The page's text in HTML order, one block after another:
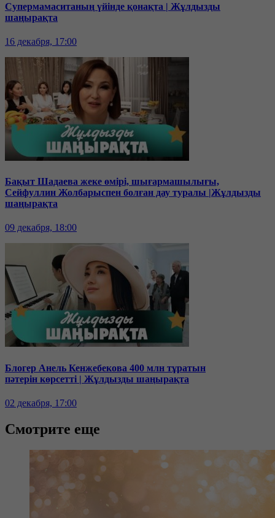
Супермамаситаның үйінде қонақта | Жұлдызды
шаңырақта
16 декабря, 17:00
Бақыт Шадаева жеке өмірі, шығармашылығы,
Сейфуллин Жолбарыспен болған дау туралы |Жұлдызды
шаңырақта
09 декабря, 18:00
Блогер Анель Кенжебекова 400 млн тұратын
пәтерін көрсетті | Жұлдызды шаңырақта
02 декабря, 17:00
Смотрите еще